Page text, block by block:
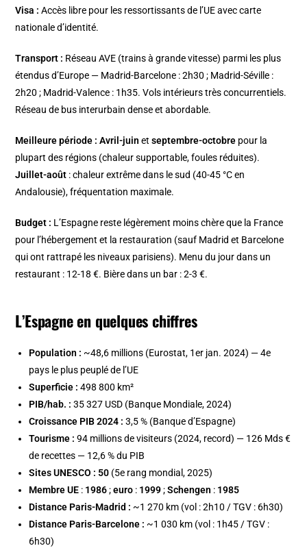
Visa : Accès libre pour les ressortissants de l’UE avec carte
nationale d’identité.
Transport : Réseau AVE (trains à grande vitesse) parmi les plus
étendus d’Europe — Madrid-Barcelone : 2h30 ; Madrid-Séville :
2h20 ; Madrid-Valence : 1h35. Vols intérieurs très concurrentiels.
Réseau de bus interurbain dense et abordable.
Meilleure période : Avril-juin etseptembre-octobre pour la
plupart des régions (chaleur supportable, foules réduites).
Juillet-août : chaleur extrême dans le sud (40-45 °C en
Andalousie), fréquentation maximale.
Budget : L’Espagne reste légèrement moins chère que la France
pour l’hébergement et la restauration (sauf Madrid et Barcelone
qui ont rattrapé les niveaux parisiens). Menu du jour dans un
restaurant : 12-18 €. Bière dans un bar : 2-3 €.
L’Espagne en quelques chiffres
Population : ~48,6 millions (Eurostat, 1er jan. 2024) — 4e
pays le plus peuplé de l’UE
Superficie : 498 800 km²
PIB/hab. : 35 327 USD (Banque Mondiale, 2024)
Croissance PIB 2024 : 3,5 % (Banque d’Espagne)
Tourisme : 94 millions de visiteurs (2024, record) — 126 Mds €
de recettes — 12,6 % du PIB
Sites UNESCO : 50 (5e rang mondial, 2025)
Membre UE : 1986;euro : 1999;Schengen : 1985
Distance Paris-Madrid : ~1 270 km (vol : 2h10 / TGV : 6h30)
Distance Paris-Barcelone : ~1 030 km (vol : 1h45 / TGV :
6h30)